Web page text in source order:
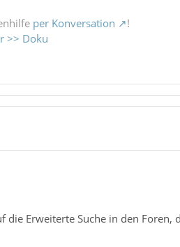
per Konversation
!
>> Doku
Erweiterte Suche in den Foren,